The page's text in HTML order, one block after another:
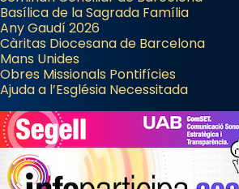
Basílica de la Sagrada Família
Any Gaudí 2026
Càritas Diocesana de Barcelona
Mans Unides
Obres Missionals Pontifícies
Ajuda a l’Església Necessitada